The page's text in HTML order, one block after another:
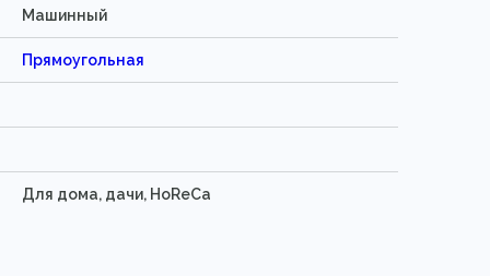
Машинный
Прямоугольная
Для дома, дачи, HoReCa